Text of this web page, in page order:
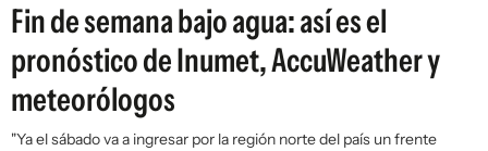
Fin de semana bajo agua: así es el
pronóstico de Inumet, AccuWeather y
meteorólogos
"Ya el sábado va a ingresar por la región norte del país un frente